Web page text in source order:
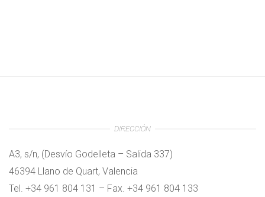
DIRECCIÓN
A3, s/n, (Desvío Godelleta – Salida 337)
46394 Llano de Quart, Valencia
Tel. +34 961 804 131 – Fax. +34 961 804 133